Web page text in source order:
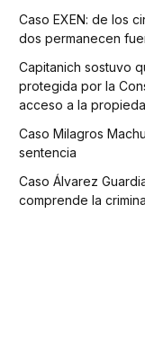
Caso EXEN: de los
dos permanecen
Capitanich sostuvo
protegida por la
acceso a la
Caso Milagros
sentencia
Caso Álvarez
comprende la